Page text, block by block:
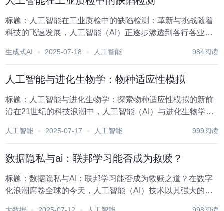
标题：人工智能在工业质检中的缺陷检测：革新与挑战随着
科技的飞速发展，人工智能（AI）正逐步渗透到各行各业，
检依赖于人工目视检查，这种方法不仅效率低下，而且易受
生成式AI 2025-07-18 人工智能 984阅读
人工智能与进化生物学：物种适应性模拟
标题：人工智能与进化生物学：探索物种适应性模拟的新前
沿在21世纪的科技浪潮中，人工智能（AI）与进化生物学这
的研究范式——物种适应性模拟。这一交叉领域不仅挑战了
人工智能 2025-07-17 人工智能 999阅读
数据隐私与ai：联邦学习能否成为救赎？
标题：数据隐私与AI：联邦学习能否成为救赎之道？在数字
化浪潮席卷全球的今天，人工智能（AI）技术以其强大的数